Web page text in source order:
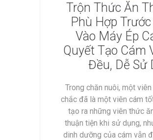
Trộn Thức Ăn
Phù Hợp
Vào Máy Ép
Quyết Tạo Cám
Đều, Dễ Sử
Trong chăn nuôi, một
chắc đã là một viên cám
tạo ra những viên thức
thuận tiện khi sử dụng,
dinh dưỡng của cám vẫn